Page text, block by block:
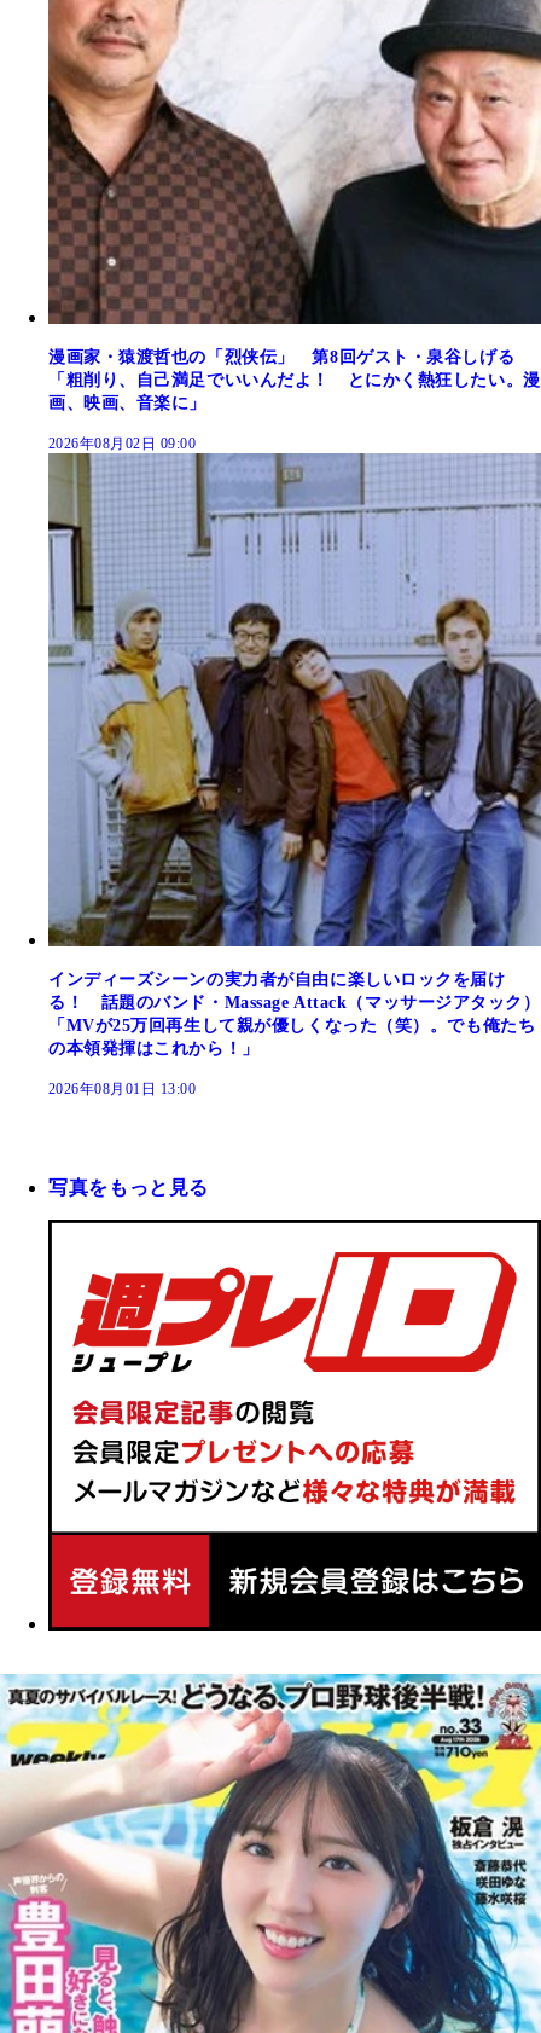
漫画家・猿渡哲也の「烈侠伝」 第8回ゲスト・泉谷しげる
「粗削り、自己満足でいいんだよ！ とにかく熱狂したい。漫
画、映画、音楽に」
2026年08月02日 09:00
インディーズシーンの実力者が自由に楽しいロックを届け
る！ 話題のバンド・Massage Attack（マッサージアタック）
「MVが25万回再生して親が優しくなった（笑）。でも俺たち
の本領発揮はこれから！」
2026年08月01日 13:00
写真をもっと見る